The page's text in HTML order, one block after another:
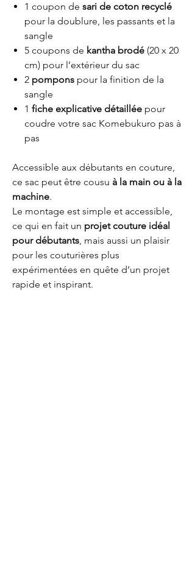
1 coupon de sari de coton recyclé
pour la doublure, les passants et la
sangle
5 coupons de kantha brodé (20 x 20
cm) pour l’extérieur du sac
2 pompons pour la finition de la
sangle
1 fiche explicative détaillée pour
coudre votre sac Komebukuro pas à
pas
Accessible aux débutants en couture,
ce sac peut être cousu à la main ou à la
machine.
Le montage est simple et accessible,
ce qui en fait un projet couture idéal
pour débutants, mais aussi un plaisir
pour les couturières plus
expérimentées en quête d’un projet
rapide et inspirant.